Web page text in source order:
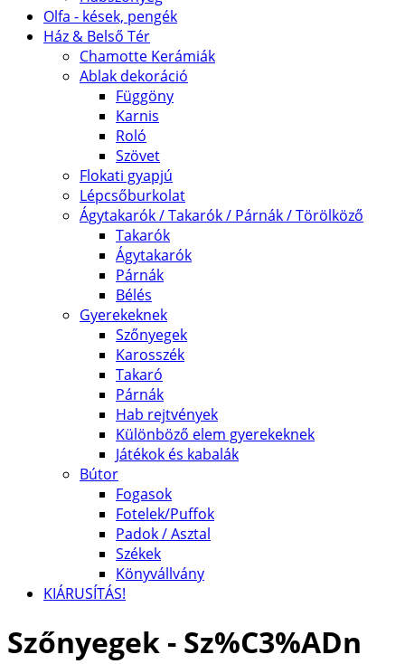
Olfa - kések, pengék
Ház & Belső Tér
Chamotte Kerámiák
Ablak dekoráció
Függöny
Karnis
Roló
Szövet
Flokati gyapjú
Lépcsőburkolat
Ágytakarók / Takarók / Párnák / Törölköző
Takarók
Ágytakarók
Párnák
Bélés
Gyerekeknek
Szőnyegek
Karosszék
Takaró
Párnák
Hab rejtvények
Különböző elem gyerekeknek
Játékok és kabalák
Bútor
Fogasok
Fotelek/Puffok
Padok / Asztal
Székek
Könyvállvány
KIÁRUSÍTÁS!
Szőnyegek - Sz%C3%ADn